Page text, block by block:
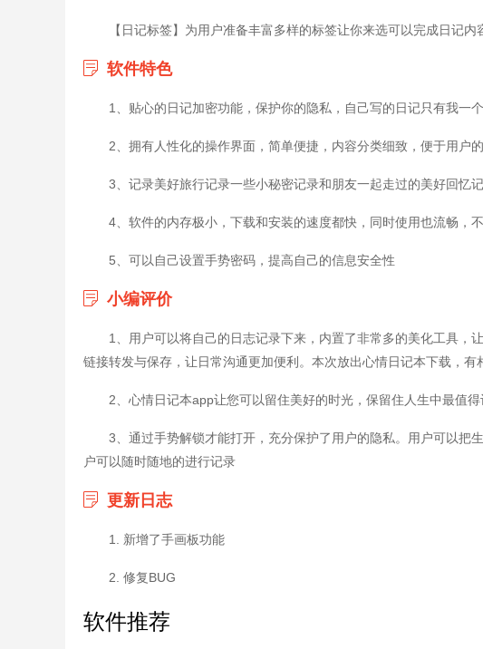
【日记标签】为用户准备丰富多样的标签让你来选可以完成日记内
软件特色
1、贴心的日记加密功能，保护你的隐私，自己写的日记只有我一
2、拥有人性化的操作界面，简单便捷，内容分类细致，便于用户
3、记录美好旅行记录一些小秘密记录和朋友一起走过的美好回忆
4、软件的内存极小，下载和安装的速度都快，同时使用也流畅，
5、可以自己设置手势密码，提高自己的信息安全性
小编评价
1、用户可以将自己的日志记录下来，内置了非常多的美化工具，
链接转发与保存，让日常沟通更加便利。本次放出心情日记本下载，
2、心情日记本app让您可以留住美好的时光，保留住人生中最值得
3、通过手势解锁才能打开，充分保护了用户的隐私。用户可以把
户可以随时随地的进行记录
更新日志
1. 新增了手画板功能
2. 修复BUG
软件推荐